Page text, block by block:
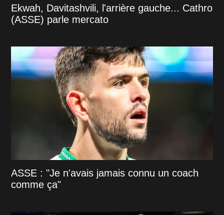
Ekwah, Davitashvili, l'arrière gauche... Cathro
(ASSE) parle mercato
ASSE : "Je n'avais jamais connu un coach
comme ça"